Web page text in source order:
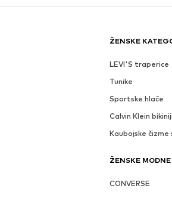
ŽENSKE
LEVI'S traperice
Tunike
Sportske hlače
Calvin Klein bikiniji
Kaubojske čizme
ŽENSKE
CONVERSE